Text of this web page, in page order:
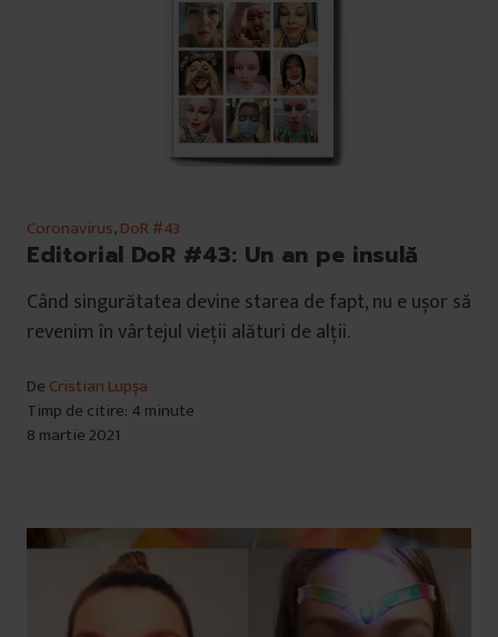
Coronavirus,DoR #43
Editorial DoR #43: Un an pe insulă
Când singurătatea devine starea de fapt, nu e ușor să
revenim în vârtejul vieții alături de alții.
De Cristian Lupșa
Timp de citire: 4 minute
8 martie 2021